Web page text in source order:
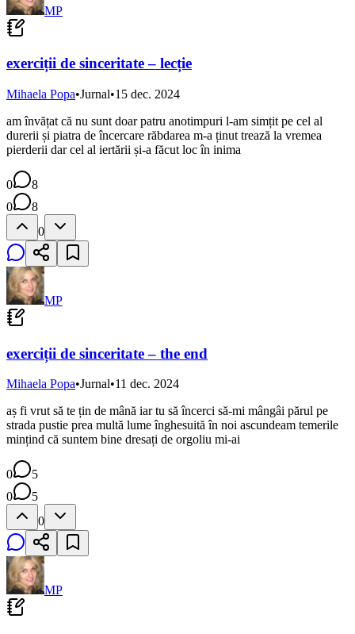
MP
exerciții de sinceritate – lecție
Mihaela Popa•Jurnal•15 dec. 2024
am învățat că nu sunt doar patru anotimpuri l-am simțit pe cel al
durerii și piatra de încercare răbdarea m-a ținut trează la vremea
pierderii dar cel al iertării și-a făcut loc în inima
0
8
0
8
0
MP
exerciții de sinceritate – the end
Mihaela Popa•Jurnal•11 dec. 2024
aș fi vrut să te țin de mână iar tu să încerci să-mi mângâi părul pe
strada pustie prea multă lume înghesuită în noi ascundeam temerile
mințind că suntem bine dresați de orgoliu mi-ai
0
5
0
5
0
MP